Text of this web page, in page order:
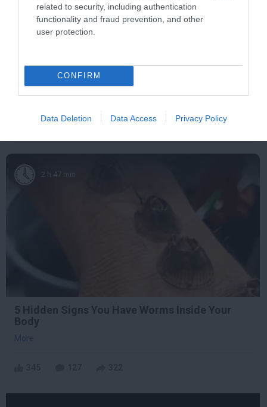
related to security, including authentication
functionality and fraud prevention, and other
user protection.
CONFIRM
Data Deletion Data Access Privacy Policy
Stop Eating These 3 Foods That Are Known to
Cause Parasites
More
2 h 47 min
5 Hidden Signs You Have Worms Inside Your
Body
More